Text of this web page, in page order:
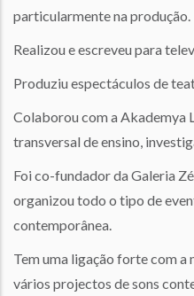
particularmente na produção.
Realizou e escreveu para
Produziu espectáculos de
Colaborou com a Akademya
transversal de ensino,
Foi co-fundador da Galeria
organizou todo o tipo de
contemporânea.
Tem uma ligação forte com a
vários projectos de sons